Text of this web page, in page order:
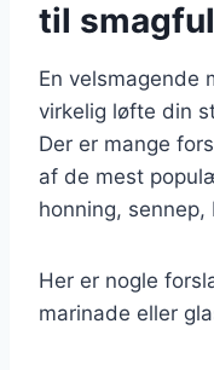
til
En velsmagende
virkelig løfte din
Der er mange
af de mest
honning,
Her er nogle
marinade eller